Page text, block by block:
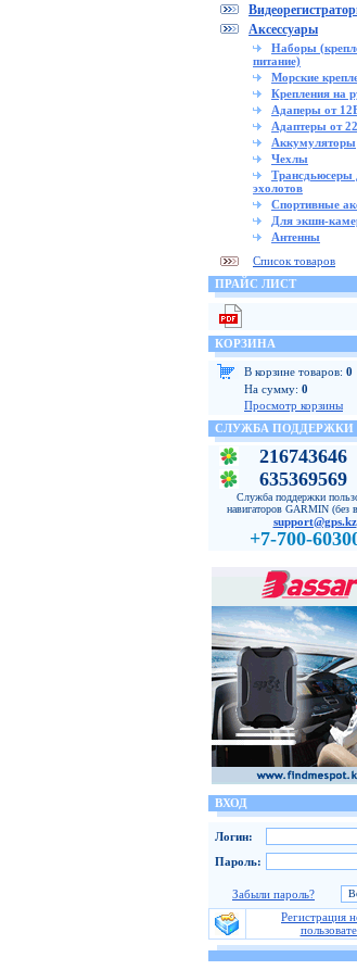
Аксессуары
Наборы
питание)
Морские
Крепления на
Адаперы от
Адаптеры от
Аккумуляторы
Чехлы
Трансдьюсеры
эхолотов
Спортивные
Для экшн-
Антенны
Список товаров
ПРАЙС ЛИСТ
КОРЗИНА
В корзине товаров: 0
На сумму: 0
Просмотр корзины
СЛУЖБА ПОДДЕРЖКИ
216743646
635369569
Служба поддержки
навигаторов GARMIN (без
support@gps.kz
+7-700-
ВХОД
Логин:
Пароль:
Забыли пароль?
Регистрация